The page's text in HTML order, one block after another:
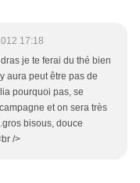
17:18
je te ferai du thé bien
aura peut être pas de
pourquoi pas, se
et on sera très
bisous, douce
/>